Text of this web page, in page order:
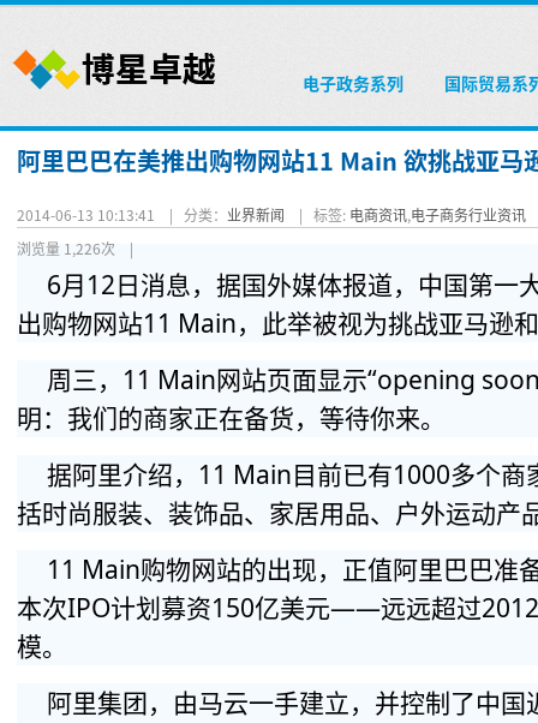
电子政务系列 国际贸易系
阿里巴巴在美推出购物网站11 Main 欲挑战亚马
2014-06-13 10:13:41 | 分类： 业界新闻 | 标签: 电商资讯,电子商务行业资讯
浏览量 1,226次 |
6月12日消息，据国外媒体报道，中国第一
出购物网站11 Main，此举被视为挑战亚马逊
周三，11 Main网站页面显示“opening
明：我们的商家正在备货，等待你来。
据阿里介绍，11 Main目前已有1000多个商
括时尚服装、装饰品、家居用品、户外运动产
11 Main购物网站的出现，正值阿里巴巴准
本次IPO计划募资150亿美元——远远超过
模。
阿里集团，由马云一手建立，并控制了中